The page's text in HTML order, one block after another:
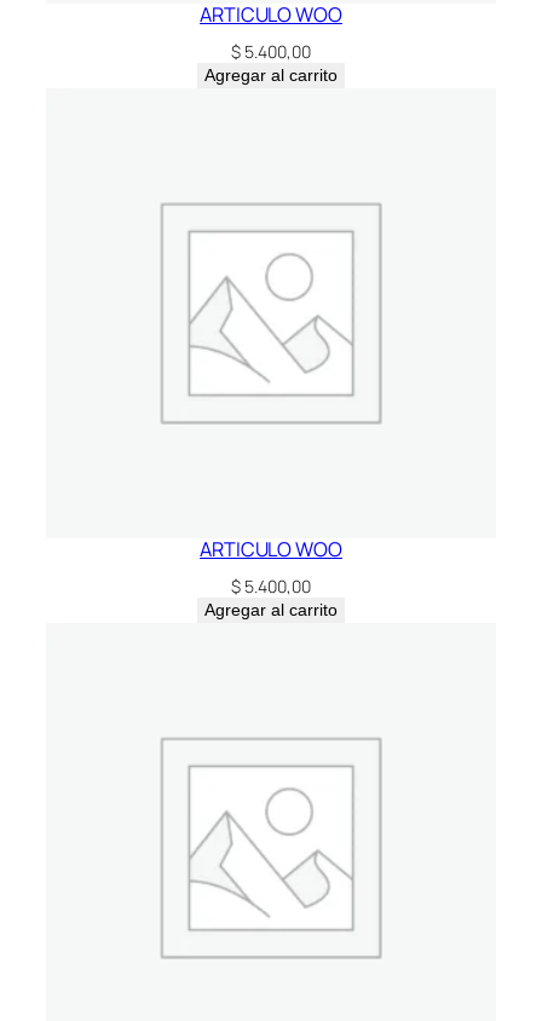
ARTICULO WOO
$ 5.400,00
Agregar al carrito
ARTICULO WOO
$ 5.400,00
Agregar al carrito